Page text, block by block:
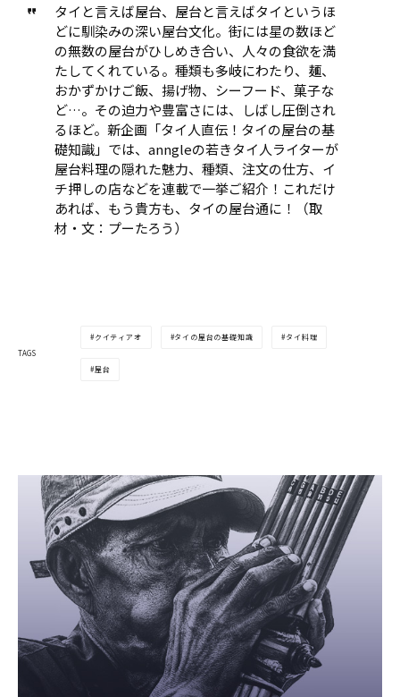
タイと言えば屋台、屋台と言えばタイというほ
どに馴染みの深い屋台文化。街には星の数ほど
の無数の屋台がひしめき合い、人々の食欲を満
たしてくれている。種類も多岐にわたり、麺、
おかずかけご飯、揚げ物、シーフード、菓子な
ど…。その迫力や豊富さには、しばし圧倒され
るほど。新企画「タイ人直伝！タイの屋台の基
礎知識」では、anngleの若きタイ人ライターが
屋台料理の隠れた魅力、種類、注文の仕方、イ
チ押しの店などを連載で一挙ご紹介！これだけ
あれば、もう貴方も、タイの屋台通に！（取
材・文：プーたろう）
TAGS
クイティアオ タイの屋台の基礎知識 タイ料理
屋台